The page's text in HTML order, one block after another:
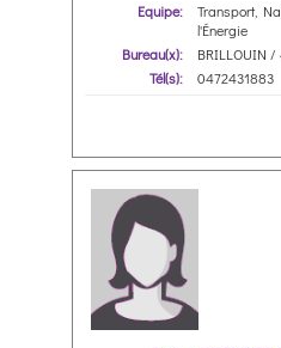
Equipe:
Transport,
l'Énergie
Bureau(x):
BRILLOUIN
Tél(s):
0472431883